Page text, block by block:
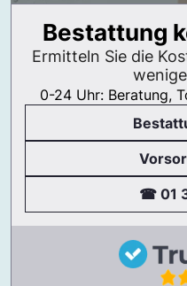
Bestattung
Ermitteln Sie die
0-24 Uhr: Beratung,
☎ 01